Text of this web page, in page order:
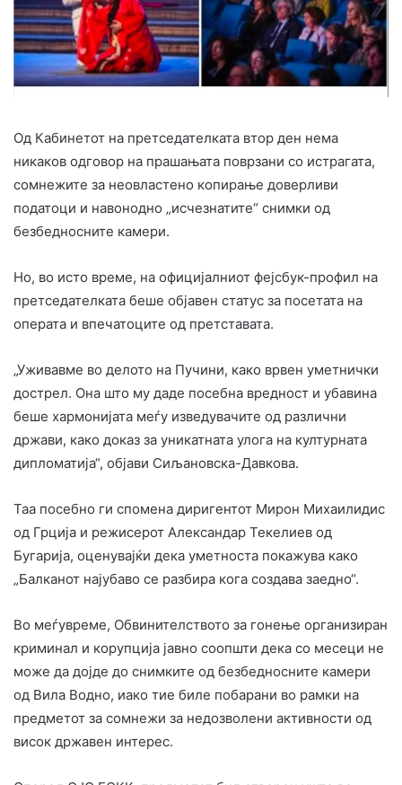
Од Кабинетот на претседателката втор ден нема
никаков одговор на прашањата поврзани со истрагата,
сомнежите за неовластено копирање доверливи
податоци и навонодно „исчезнатите“ снимки од
безбедносните камери.
Но, во исто време, на официјалниот фејсбук-профил на
претседателката беше објавен статус за посетата на
операта и впечатоците од претставата.
„Уживавме во делото на Пучини, како врвен уметнички
дострел. Она што му даде посебна вредност и убавина
беше хармонијата меѓу изведувачите од различни
држави, како доказ за уникатната улога на културната
дипломатија“, објави Сиљановска-Давкова.
Таа посебно ги спомена диригентот Мирон Михаилидис
од Грција и режисерот Александар Текелиев од
Бугарија, оценувајќи дека уметноста покажува како
„Балканот најубаво се разбира кога создава заедно“.
Во меѓувреме, Обвинителството за гонење организиран
криминал и корупција јавно соопшти дека со месеци не
може да дојде до снимките од безбедносните камери
од Вила Водно, иако тие биле побарани во рамки на
предметот за сомнежи за недозволени активности од
висок државен интерес.